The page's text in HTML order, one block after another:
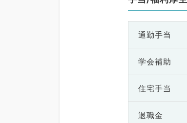
通勤手当
学会補助
住宅手当
退職金